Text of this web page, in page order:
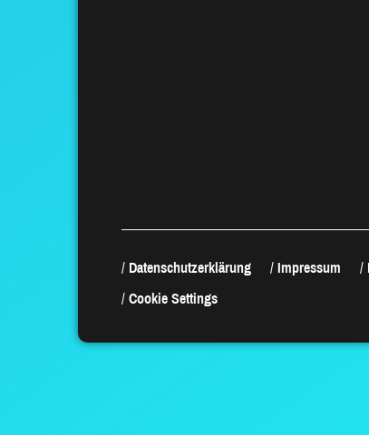
Datenschutzerklärung Impressum
Cookie Settings